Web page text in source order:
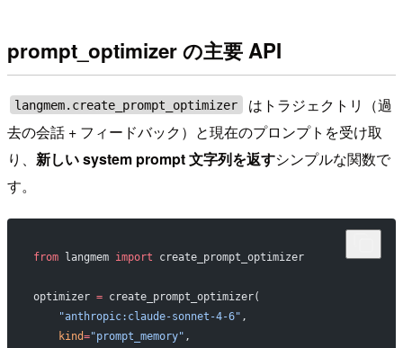
prompt_optimizer の主要 API
langmem.create_prompt_optimizer
はトラジェクトリ（過
去の会話 + フィードバック）と現在のプロンプトを受け取
り、 新しい system prompt 文字列を返すシンプルな関数で
す。
from langmem import create_prompt_optimizer
optimizer = create_prompt_optimizer(
    "anthropic:claude-sonnet-4-6"
,
    kind
="prompt_memory" ,